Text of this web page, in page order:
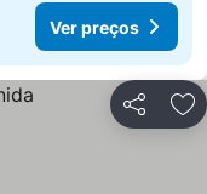
Ver preços
Partilhar